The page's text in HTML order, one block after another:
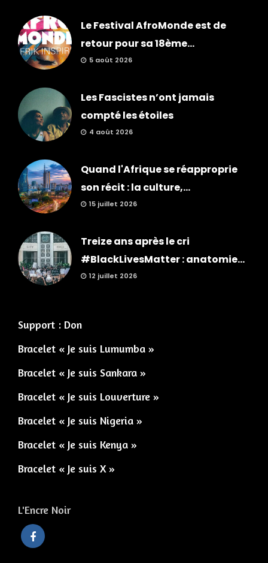
Le Festival AfroMonde est de
retour pour sa 18ème...
5 août 2026
Les Fascistes n’ont jamais
compté les étoiles
4 août 2026
Quand l'Afrique se réapproprie
son récit : la culture,...
15 juillet 2026
Treize ans après le cri
#BlackLivesMatter : anatomie...
12 juillet 2026
Support : Don
Bracelet « Je suis Lumumba »
Bracelet « Je suis Sankara »
Bracelet « Je suis Louverture »
Bracelet « Je suis Nigeria »
Bracelet « Je suis Kenya »
Bracelet « Je suis X »
L'Encre Noir